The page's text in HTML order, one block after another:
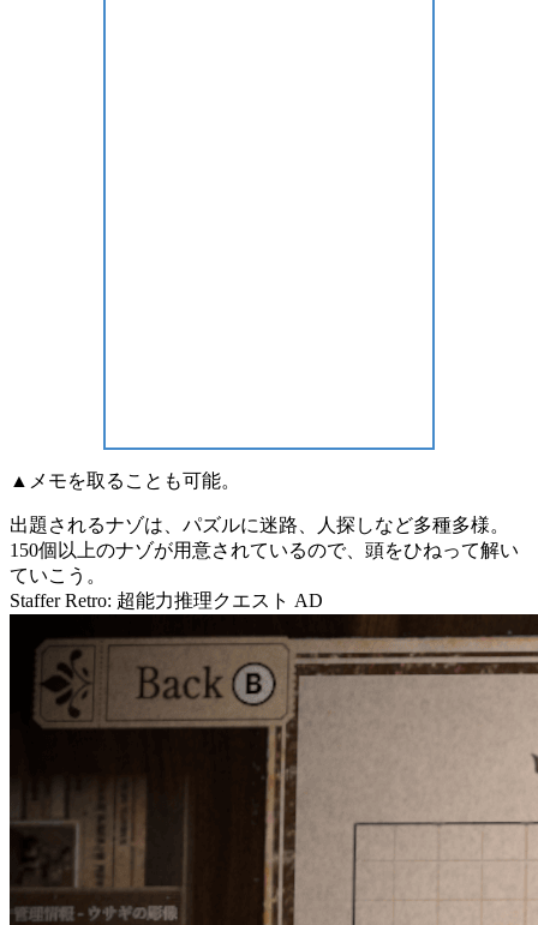
▲メモを取ることも可能。
出題されるナゾは、 パズルに迷路、人探しなど多種多様。
150個以上のナゾが用意されているので、頭をひねって解い
ていこう。
Staffer Retro: 超能力推理クエスト AD